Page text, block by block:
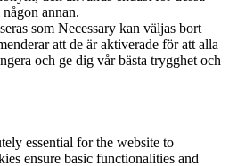
annan.
som Necessary kan väljas bort
att de är aktiverade för att alla
och ge dig vår bästa trygghet och
essential for the website to
ensure basic functionalities and